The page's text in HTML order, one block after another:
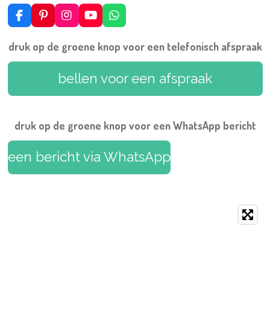
F
a
e
b
k
P
i
t
e
s
I
n
t
a
g
r
a
Y
o
T
u
b
e
W
h
t
s
A
p
p
druk op de groene knop voor een telefonisch afspraak
bellen voor een afspraak
druk op de groene knop voor een WhatsApp bericht
een bericht via WhatsApp